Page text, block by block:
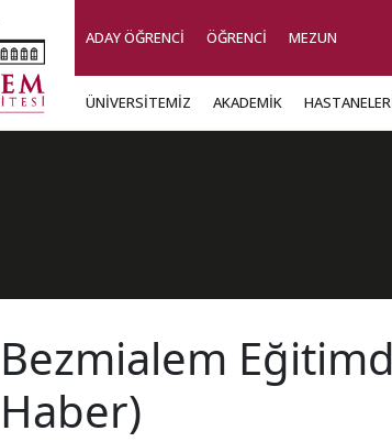
ADAY ÖĞRENCİ ÖĞRENCİ MEZUN
ÜNİVERSİTEMİZ AKADEMİK
Bezmialem
Haber)